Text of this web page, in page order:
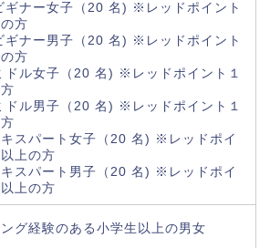
ギナー女子（20 名) ※レッドポイント
方
ギナー男子（20 名) ※レッドポイント
方
ドル女子（20 名) ※レッドポイント１
ドル男子（20 名) ※レッドポイント１
キスパート女子（20 名) ※レッドポイ
上の方
キスパート男子（20 名) ※レッドポイ
上の方
グ経験のある小学生以上の男女